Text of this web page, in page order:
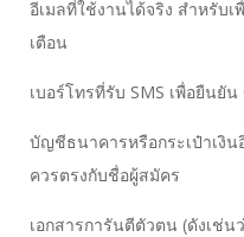
อีเมลที่ใช้งานได้จริง สำหรับ
เตือน
เบอร์โทรที่รับ SMS เพื่อยืนยัน
บัญชีธนาคารหรือกระเป๋าเงิ
ควรตรงกับชื่อผู้สมัคร
เอกสารการันตีตัวตน (ดังเช่